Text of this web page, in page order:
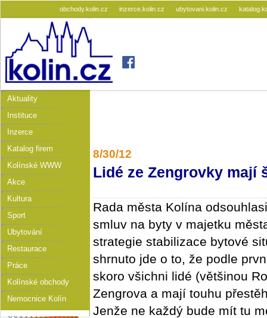
obchody.kolin.cz inzerce.kolin.cz ubytovani.kolin.cz
Aktuality
Instituce
Inzerce
Katalog firem
Kolínské WWW
Akce
Kultura
Sport
Ubytování
Restaurace
Práce
Kolínské obchody
Nemocnice Kolín
8/30/12
Lidé ze Zengrovky mají
Rada města Kolína
smluv na byty v majetku
strategie stabilizace bytové
shrnuto jde o to, že podle
skoro všichni lidé (většinou
Zengrova a mají touhu
Jenže ne každý bude mít tu